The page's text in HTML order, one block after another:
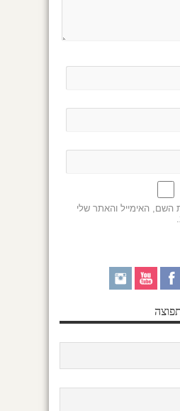
השם, האימייל והאתר שלי